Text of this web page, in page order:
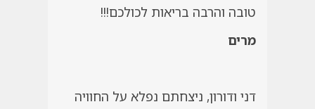
טובה והרבה בריאות לכולכם!!!
מרים
דני ודורון, ניצחתם נפלא על החוויה